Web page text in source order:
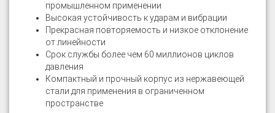
промышленном применении
Высокая устойчивость к ударам и вибрации
Прекрасная повторяемость и низкое отклонение
от линейности
Срок службы более чем 60 миллионов циклов
давления
Компактный и прочный корпус из нержавеющей
стали для применения в ограниченном
пространстве